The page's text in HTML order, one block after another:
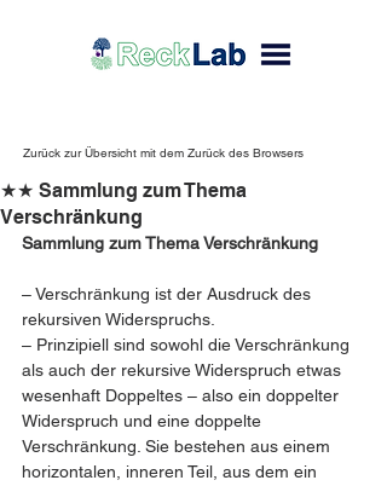
Zurück zur Übersicht mit dem Zurück des Browsers
★★ Sammlung zum Thema
Verschränkung
Sammlung zum Thema Verschränkung
– Verschränkung ist der Ausdruck des
rekursiven Widerspruchs.
– Prinzipiell sind sowohl die Verschränkung
als auch der rekursive Widerspruch etwas
wesenhaft Doppeltes – also ein doppelter
Widerspruch und eine doppelte
Verschränkung. Sie bestehen aus einem
horizontalen, inneren Teil, aus dem ein